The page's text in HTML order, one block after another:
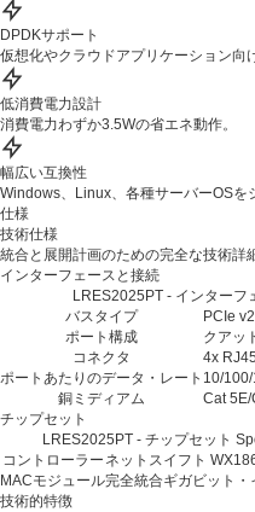
DPDKサポート
仮想化やクラウドアプリケーション向
低消費電力設計
消費電力わずか3.5Wの省エネ動作。
幅広い互換性
Windows、Linux、各種サーバーOSを
仕様
技術仕様
統合と展開計画のための完全な技術詳
インターフェースと接続
LRES2025PT - インター
バスタイプ
PCIe
ポート構成
クアッ
コネクタ
4x
ポートあたりのデータ・レート 10/
銅ミディアム
Cat 5E/
チップセット
LRES2025PT - チップセット
コントローラー ネットスイフト
MACモジュール完全統合ギガビット・
技術的特徴